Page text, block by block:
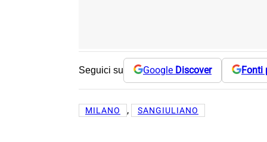
Seguici su Google Discover Fonti
MILANO , SANGIULIANO